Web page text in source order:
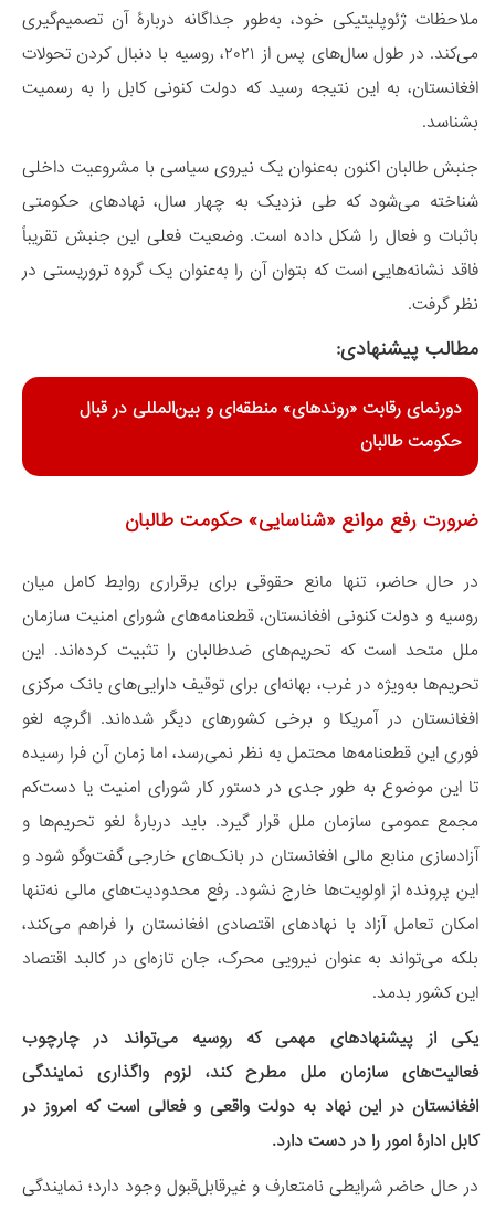
ملاحظات ژئوپلیتیکی خود، به‌طور جداگانه دربارۀ آن تصمیم‌گیری
می‌کند. در طول سال‌های پس از ۲۰۲۱، روسیه با دنبال کردن تحولات
افغانستان، به این نتیجه رسید که دولت کنونی کابل را به رسمیت
بشناسد.
جنبش طالبان اکنون به‌عنوان یک نیروی سیاسی با مشروعیت داخلی
شناخته می‌شود که طی نزدیک به چهار سال، نهادهای حکومتی
باثبات و فعال را شکل داده است. وضعیت فعلی این جنبش تقریباً
فاقد نشانه‌هایی است که بتوان آن را به‌عنوان یک گروه تروریستی در
نظر گرفت.
مطالب پیشنهادی:
دورنمای رقابت «روندهای» منطقه‌ای و بین‌المللی در قبال
حکومت طالبان
ضرورت رفع موانع «شناسایی» حکومت طالبان
در حال حاضر، تنها مانع حقوقی برای برقراری روابط کامل میان
روسیه و دولت کنونی افغانستان، قطعنامه‌های شورای امنیت سازمان
ملل متحد است که تحریم‌های ضدطالبان را تثبیت کرده‌اند. این
تحریم‌ها به‌ویژه در غرب، بهانه‌ای برای توقیف دارایی‌های بانک مرکزی
افغانستان در آمریکا و برخی کشورهای دیگر شده‌اند. اگرچه لغو
فوری این قطعنامه‌ها محتمل به نظر نمی‌رسد، اما زمان آن فرا رسیده
تا این موضوع به طور جدی در دستور کار شورای امنیت یا دست‌کم
مجمع عمومی سازمان ملل قرار گیرد. باید دربارۀ لغو تحریم‌ها و
آزادسازی منابع مالی افغانستان در بانک‌های خارجی گفت‌وگو شود و
این پرونده از اولویت‌ها خارج نشود. رفع محدودیت‌های مالی نه‌تنها
امکان تعامل آزاد با نهادهای اقتصادی افغانستان را فراهم می‌کند،
بلکه می‌تواند به عنوان نیرویی محرک، جان تازه‌ای در کالبد اقتصاد
این کشور بدمد.
یکی از پیشنهادهای مهمی که روسیه می‌تواند در چارچوب
فعالیت‌های سازمان ملل مطرح کند، لزوم واگذاری نمایندگی
افغانستان در این نهاد به دولت واقعی و فعالی‌ است که امروز در
کابل ادارۀ امور را در دست دارد.
در حال حاضر شرایطی نامتعارف و غیرقابل‌قبول وجود دارد؛ نمایندگی